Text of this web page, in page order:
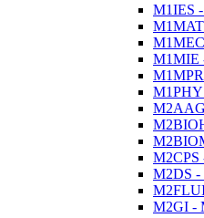
M1IES
M1MIE
M2CPS
M2DS -
M2GI -